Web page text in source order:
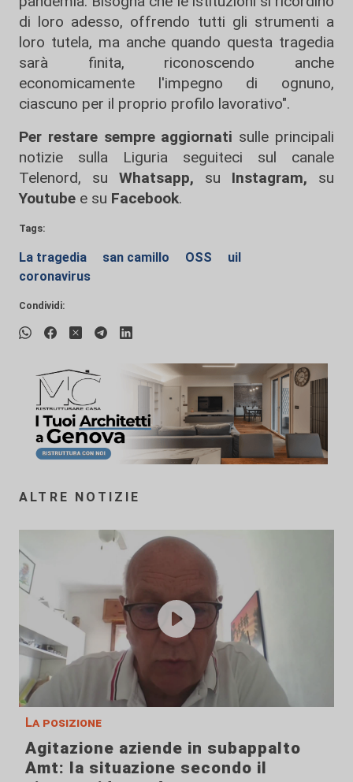
di loro adesso, offrendo tutti gli strumenti a
loro tutela, ma anche quando questa tragedia
sarà finita, riconoscendo anche
economicamente l'impegno di ognuno,
ciascuno per il proprio profilo lavorativo".
Per restare sempre aggiornati sulle principali
notizie sulla Liguria seguiteci sul canale
Telenord, su
Whatsapp, su Instagram, su
Youtube e su Facebook.
Tags:
La tragedia san camillo OSS
uil
coronavirus
Condividi:
ALTRE NOTIZIE
La posizione
Agitazione aziende in subappalto
Amt: la situazione secondo il